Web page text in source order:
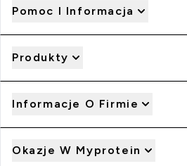
Pomoc I Informacja
Produkty
Informacje O Firmie
Okazje W Myprotein